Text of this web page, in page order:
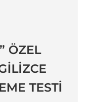
ÖZEL
TESTİ